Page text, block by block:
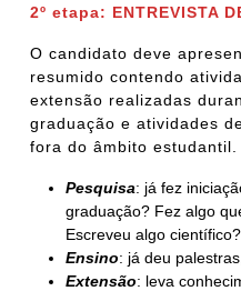
2º etapa: ENTREVISTA
O candidato deve
resumido contendo
extensão realizadas
graduação e atividades
fora do âmbito estudantil.
Pesquisa: já fez
graduação? Fez algo
Escreveu algo científico?
Ensino: já deu
Extensão: leva